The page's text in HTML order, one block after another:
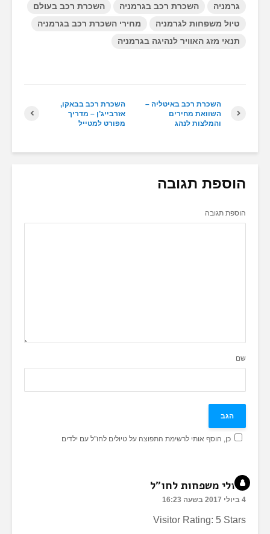
גרמניה השכרת רכב בגרמניה
השכרת רכב בעולם
טיול משפחות לגרמניה
מחירי השכרת רכב בגרמניה
תנאי מזג האוויר לנהיגה בגרמניה
השכרת רכב בבאקו,
אזרבייג’ן – מדריך
מפורט למטייל
השכרת רכב באיטליה –
השוואת מחירים
והמלצות לנהג
הוספת תגובה
הוספת תגובה
שם
כן, הוסף אותי לרשימת התפוצה על טיולים לחו"ל עם ילדים
טיולי משפחות לחו"ל
4 ביולי 2017 בשעה 16:23
Visitor Rating: 5 Stars